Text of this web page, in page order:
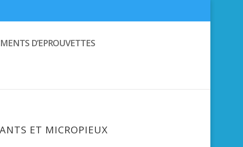
D’EPROUVETTES
ET MICROPIEUX